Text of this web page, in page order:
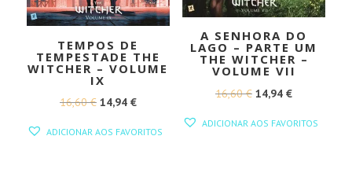
TEMPOS DE
TEMPESTADE THE
WITCHER – VOLUME
IX
16,60€ O
14,94 €O
ADICIONAR AOS FAVORITOS
A SENHORA DO
LAGO – PARTE UM
THE WITCHER –
VOLUME VII
16,60€ O
14,94 €O
ADICIONAR AOS FAVORITOS